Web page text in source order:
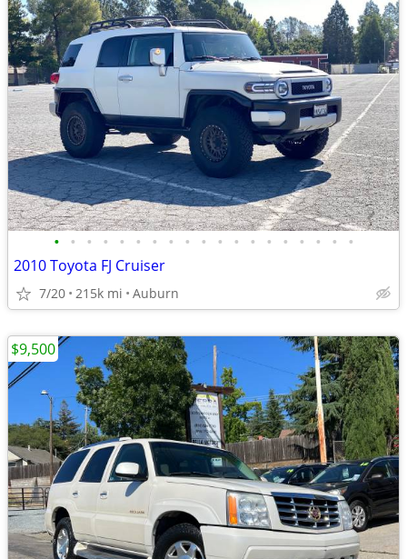
• • • • • • • • • • • • • • • • • • •
2010 Toyota FJ Cruiser
7/20 215k mi Auburn
$9,500